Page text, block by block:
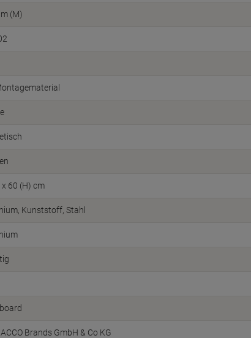
(M)
x 60 (H) cm
Kunststoff, Stahl
Brands GmbH & Co KG